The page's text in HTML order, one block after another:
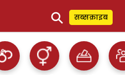
⚲ सब्सक्राइब